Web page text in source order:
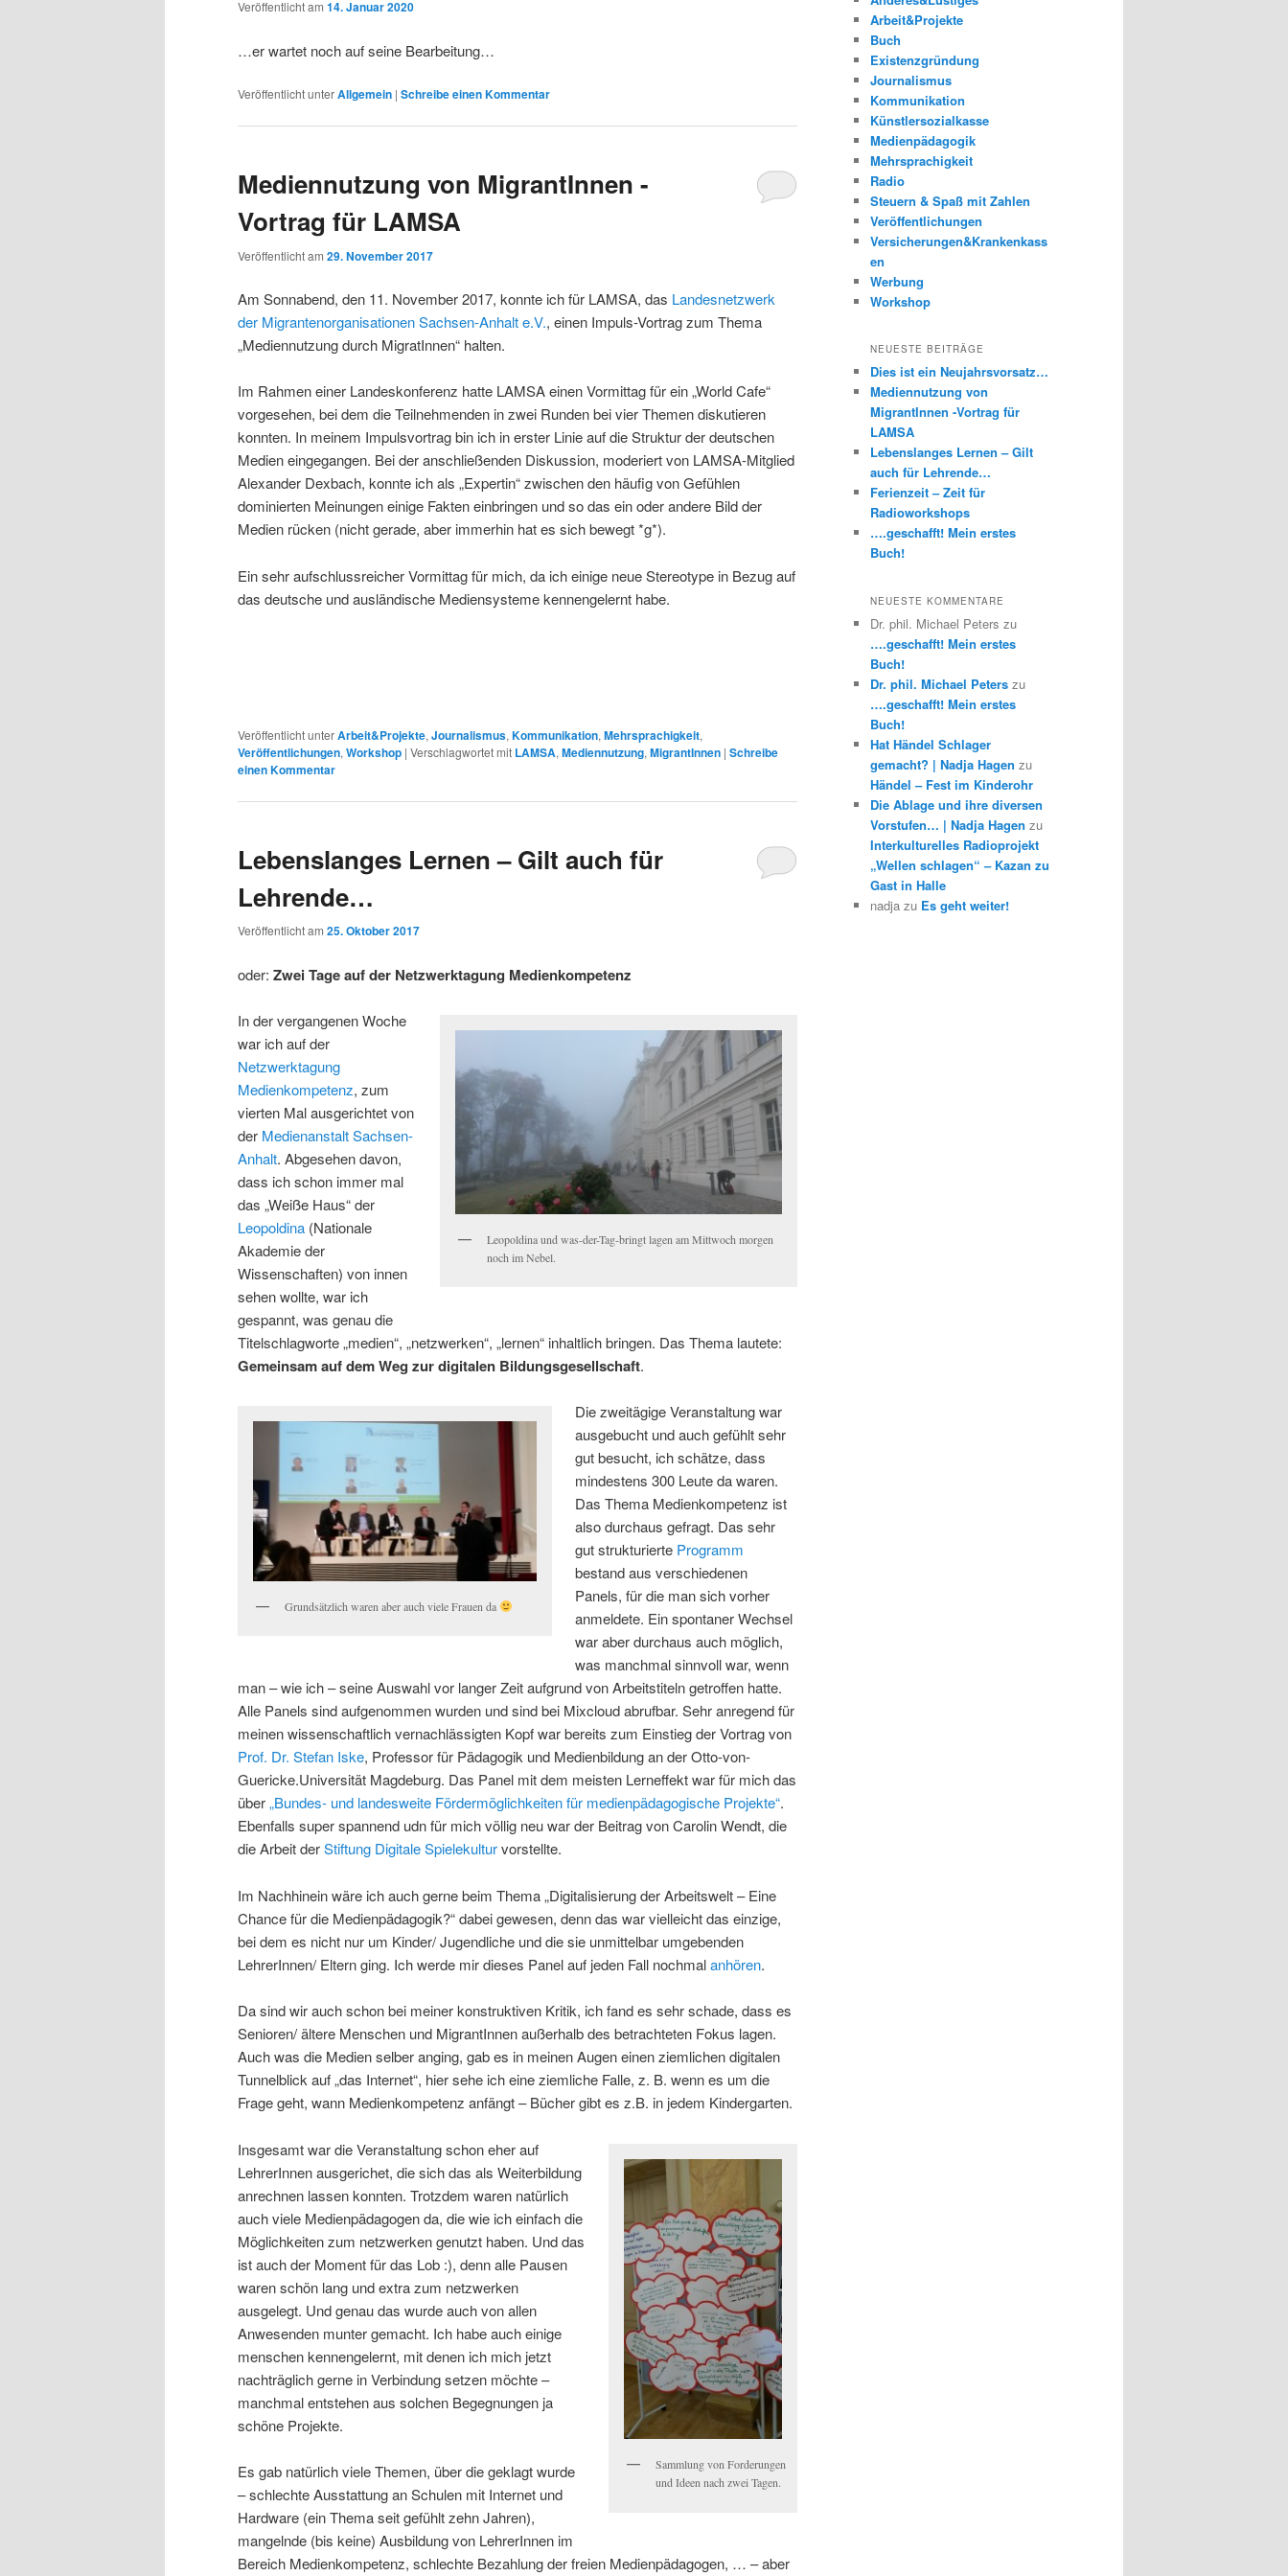
Veröffentlicht am 14. Januar 2020
…er wartet noch auf seine Bearbeitung…
Veröffentlicht unterAllgemein | Schreibe einen Kommentar
Mediennutzung von MigrantInnen -
Vortrag für LAMSA
Veröffentlicht am 29. November 2017
Am Sonnabend, den 11. November 2017, konnte ich für LAMSA, das Landesnetzwerk
der Migrantenorganisationen Sachsen-Anhalt e.V., einen Impuls-Vortrag zum Thema
„Mediennutzung durch MigratInnen“ halten.
Im Rahmen einer Landeskonferenz hatte LAMSA einen Vormittag für ein „World Cafe“
vorgesehen, bei dem die Teilnehmenden in zwei Runden bei vier Themen diskutieren
konnten. In meinem Impulsvortrag bin ich in erster Linie auf die Struktur der deutschen
Medien eingegangen. Bei der anschließenden Diskussion, moderiert von LAMSA-Mitglied
Alexander Dexbach, konnte ich als „Expertin“ zwischen den häufig von Gefühlen
dominierten Meinungen einige Fakten einbringen und so das ein oder andere Bild der
Medien rücken (nicht gerade, aber immerhin hat es sich bewegt *g*).
Ein sehr aufschlussreicher Vormittag für mich, da ich einige neue Stereotype in Bezug auf
das deutsche und ausländische Mediensysteme kennengelernt habe.
Veröffentlicht unterArbeit&Projekte, Journalismus, Kommunikation, Mehrsprachigkeit,
Veröffentlichungen, Workshop | Verschlagwortet mit LAMSA, Mediennutzung, MigrantInnen | Schreibe
einen Kommentar
Lebenslanges Lernen – Gilt auch für
Lehrende…
Veröffentlicht am 25. Oktober 2017
oder: Zwei Tage auf der Netzwerktagung Medienkompetenz
Leopoldina und was-der-Tag-bringt lagen am Mittwoch morgen
noch im Nebel.
In der vergangenen Woche
war ich auf der
Netzwerktagung
Medienkompetenz, zum
vierten Mal ausgerichtet von
der Medienanstalt Sachsen-
Anhalt. Abgesehen davon,
dass ich schon immer mal
das „Weiße Haus“ der
Leopoldina (Nationale
Akademie der
Wissenschaften) von innen
sehen wollte, war ich
gespannt, was genau die
Titelschlagworte „medien“, „netzwerken“, „lernen“ inhaltlich bringen. Das Thema lautete:
Gemeinsam auf dem Weg zur digitalen Bildungsgesellschaft.
Grundsätzlich waren aber auch viele Frauen da
Die zweitägige Veranstaltung war
ausgebucht und auch gefühlt sehr
gut besucht, ich schätze, dass
mindestens 300 Leute da waren.
Das Thema Medienkompetenz ist
also durchaus gefragt. Das sehr
gut strukturierte Programm
bestand aus verschiedenen
Panels, für die man sich vorher
anmeldete. Ein spontaner Wechsel
war aber durchaus auch möglich,
was manchmal sinnvoll war, wenn
man – wie ich – seine Auswahl vor langer Zeit aufgrund von Arbeitstiteln getroffen hatte.
Alle Panels sind aufgenommen wurden und sind bei Mixcloud abrufbar. Sehr anregend für
meinen wissenschaftlich vernachlässigten Kopf war bereits zum Einstieg der Vortrag von
Prof. Dr. Stefan Iske, Professor für Pädagogik und Medienbildung an der Otto-von-
Guericke.Universität Magdeburg. Das Panel mit dem meisten Lerneffekt war für mich das
über„Bundes- und landesweite Fördermöglichkeiten für medienpädagogische Projekte“.
Ebenfalls super spannend udn für mich völlig neu war der Beitrag von Carolin Wendt, die
die Arbeit derStiftung Digitale Spielekulturvorstellte.
Im Nachhinein wäre ich auch gerne beim Thema „Digitalisierung der Arbeitswelt – Eine
Chance für die Medienpädagogik?“ dabei gewesen, denn das war vielleicht das einzige,
bei dem es nicht nur um Kinder/ Jugendliche und die sie unmittelbar umgebenden
LehrerInnen/ Eltern ging. Ich werde mir dieses Panel auf jeden Fall nochmalanhören.
Da sind wir auch schon bei meiner konstruktiven Kritik, ich fand es sehr schade, dass es
Senioren/ ältere Menschen und MigrantInnen außerhalb des betrachteten Fokus lagen.
Auch was die Medien selber anging, gab es in meinen Augen einen ziemlichen digitalen
Tunnelblick auf „das Internet“, hier sehe ich eine ziemliche Falle, z. B. wenn es um die
Frage geht, wann Medienkompetenz anfängt – Bücher gibt es z.B. in jedem Kindergarten.
Sammlung von Forderungen
und Ideen nach zwei Tagen.
Insgesamt war die Veranstaltung schon eher auf
LehrerInnen ausgerichet, die sich das als Weiterbildung
anrechnen lassen konnten. Trotzdem waren natürlich
auch viele Medienpädagogen da, die wie ich einfach die
Möglichkeiten zum netzwerken genutzt haben. Und das
ist auch der Moment für das Lob :), denn alle Pausen
waren schön lang und extra zum netzwerken
ausgelegt. Und genau das wurde auch von allen
Anwesenden munter gemacht. Ich habe auch einige
menschen kennengelernt, mit denen ich mich jetzt
nachträglich gerne in Verbindung setzen möchte –
manchmal entstehen aus solchen Begegnungen ja
schöne Projekte.
Es gab natürlich viele Themen, über die geklagt wurde
– schlechte Ausstattung an Schulen mit Internet und
Hardware (ein Thema seit gefühlt zehn Jahren),
mangelnde (bis keine) Ausbildung von LehrerInnen im
Bereich Medienkompetenz, schlechte Bezahlung der freien Medienpädagogen, … – aber
Arbeit&Projekte
Buch
Existenzgründung
Journalismus
Kommunikation
Künstlersozialkasse
Medienpädagogik
Mehrsprachigkeit
Radio
Steuern & Spaß mit Zahlen
Veröffentlichungen
Versicherungen&Krankenkass
en
Werbung
Workshop
NEUESTE BEITRÄGE
Dies ist ein Neujahrsvorsatz…
Mediennutzung von
MigrantInnen -Vortrag für
LAMSA
Lebenslanges Lernen – Gilt
auch für Lehrende…
Ferienzeit – Zeit für
Radioworkshops
….geschafft! Mein erstes
Buch!
NEUESTE KOMMENTARE
Dr. phil. Michael Peters zu
….geschafft! Mein erstes
Buch!
Dr. phil. Michael Peters zu
….geschafft! Mein erstes
Buch!
Hat Händel Schlager
gemacht? | Nadja Hagen zu
Händel – Fest im Kinderohr
Die Ablage und ihre diversen
Vorstufen… | Nadja Hagen zu
Interkulturelles Radioprojekt
„Wellen schlagen“ – Kazan zu
Gast in Halle
nadja zu Es geht weiter!